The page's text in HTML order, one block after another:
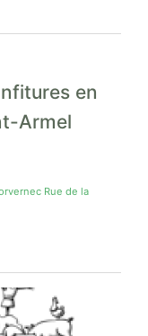
en
Armel
Rue de la